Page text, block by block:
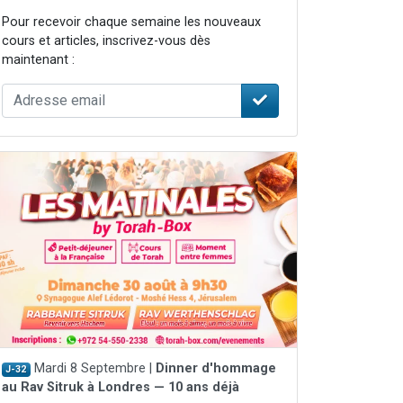
Pour recevoir chaque semaine les nouveaux
cours et articles, inscrivez-vous dès
maintenant :
J-32 Mardi 8 Septembre |
Dinner d'hommage
au Rav Sitruk à Londres — 10 ans déjà